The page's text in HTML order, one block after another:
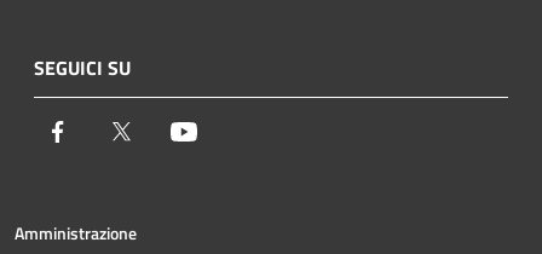
SEGUICI SU
Facebook Twitter
Amministrazione